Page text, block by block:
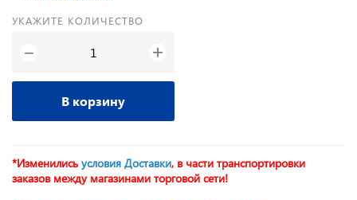
УКАЖИТЕ КОЛИЧЕСТВО
− +
В корзину
*Изменились условия Доставки, в части транспортировки
заказов между магазинами торговой сети!